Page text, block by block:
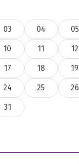
03 04 05
10 11 12
17 18 19
24 25 26
31